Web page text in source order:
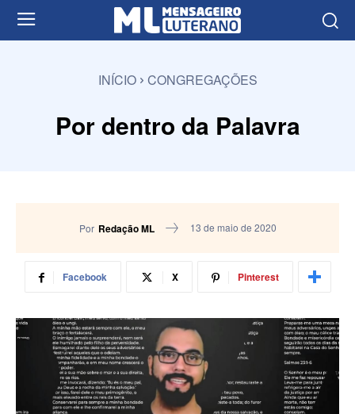
INÍCIO CONGREGAÇÕES
Por dentro da Palavra
Por Redação ML 13 de maio de 2020
Facebook X Pinterest